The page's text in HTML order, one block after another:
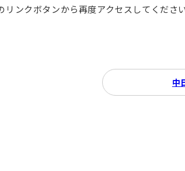
リンクボタンから再度アクセスしてください
中